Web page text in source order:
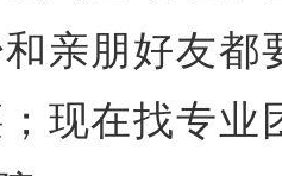
亲朋好友
现在找专